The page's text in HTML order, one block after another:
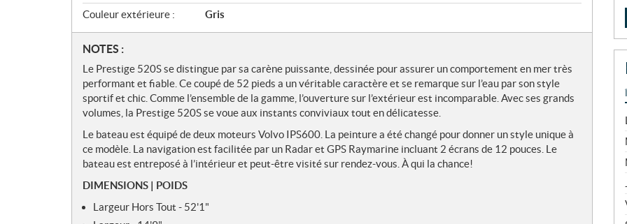
Couleur extérieure :
Gris
N
o
t
e
s
NOTES :
Le Prestige 520S se distingue par sa carène puissante, dessinée pour assurer un comportement en mer très
performant et fiable. Ce coupé de 52 pieds a un véritable caractère et se remarque sur l’eau par son style
sportif et chic. Comme l’ensemble de la gamme, l’ouverture sur l’extérieur est incomparable. Avec ses grands
volumes, la Prestige 520S se voue aux instants conviviaux tout en délicatesse.
Le bateau est équipé de deux moteurs Volvo IPS600. La peinture a été changé pour donner un style unique à
ce modèle. La navigation est facilitée par un Radar et GPS Raymarine incluant 2 écrans de 12 pouces. Le
bateau est entreposé à l’intérieur et peut-être visité sur rendez-vous. À qui la chance!
DIMENSIONS | POIDS
Largeur Hors Tout - 52'1"